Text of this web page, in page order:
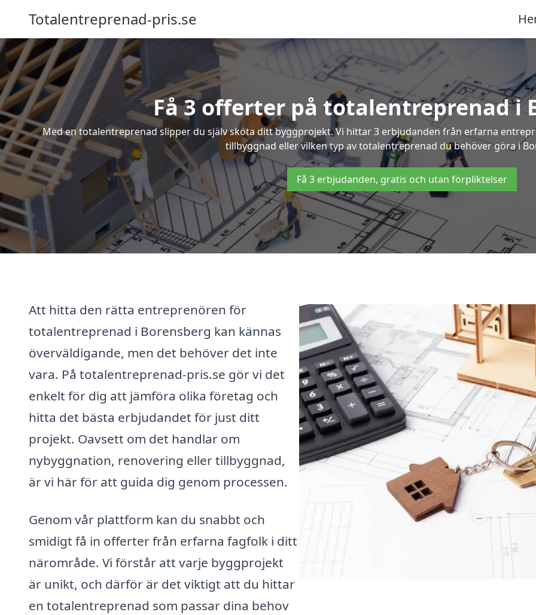
Totalentreprenad-pris.se
Få 3 offerter på totalentreprenad i
Med en totalentreprenad slipper du själv sköta ditt byggprojekt. Vi hittar 3 erbjudanden från erfarna
tillbyggnad eller vilken typ av totalentreprenad du behöver göra i
Få 3 erbjudanden, gratis och utan förpliktelser
Att hitta den rätta entreprenören för
totalentreprenad i Borensberg kan kännas
överväldigande, men det behöver det inte
vara. På totalentreprenad-pris.se gör vi det
enkelt för dig att jämföra olika företag och
hitta det bästa erbjudandet för just ditt
projekt. Oavsett om det handlar om
nybyggnation, renovering eller tillbyggnad,
är vi här för att guida dig genom processen.
Genom vår plattform kan du snabbt och
smidigt få in offerter från erfarna fagfolk i ditt
närområde. Vi förstår att varje byggprojekt
är unikt, och därför är det viktigt att du hittar
en totalentreprenad som passar dina behov